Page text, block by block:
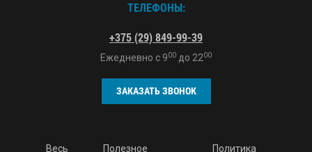
ТЕЛЕФОНЫ:
+375 (29) 849-99-39
Ежедневно с 900 до 2200
ЗАКАЗАТЬ ЗВОНОК
Весь Полезное Политика